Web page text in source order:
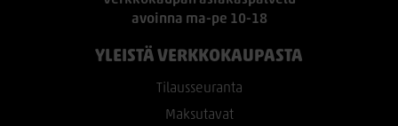
avoinna ma-pe 10-18
YLEISTÄ VERKKOKAUPASTA
Tilausseuranta
Maksutavat